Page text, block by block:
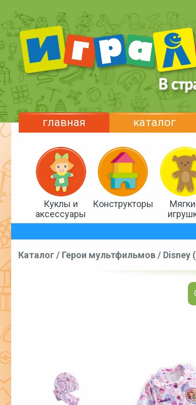
главная каталог
Куклы и
аксессуары
Конструкторы
Каталог/ Герои мультфильмов/ Disney